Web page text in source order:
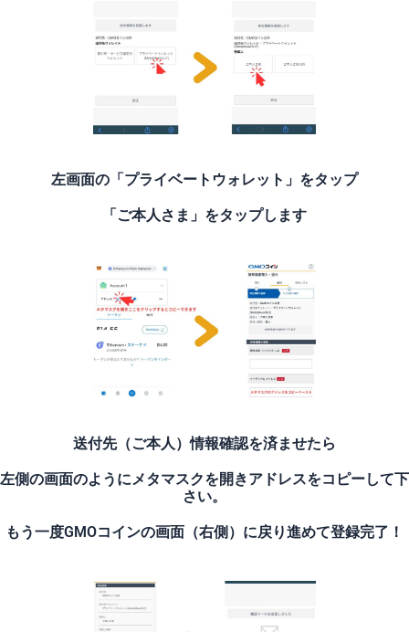
左画面の「プライベートウォレット」をタップ
「ご本人さま」をタップします
送付先（ご本人）情報確認を済ませたら
左側の画面のようにメタマスクを開きアドレスをコピーして下
さい。
もう一度GMOコインの画面（右側）に戻り進めて登録完了！